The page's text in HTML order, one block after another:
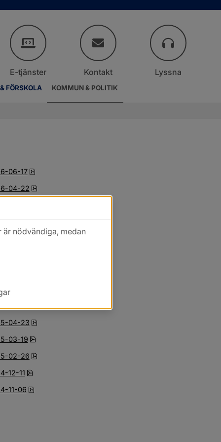
FÖRSKOLA KOMMUN & POLITIK
E-tjänster Kontakt Lyssna
06-17 pdf, 220.6 kB.
04-22 pdf, 245.4 kB, öppnas i nytt fönster.
02-25 pdf, 207.4 kB, öppnas i nytt fönster.
12-10 pdf, 225.3 kB, öppnas i nytt fönster.
06-25 extra
06-11
04-23 pdf, 226 kB, öppnas i nytt fönster.
03-19 pdf, 195.8 kB, öppnas i nytt fönster.
02-26 pdf, 172 kB, öppnas i nytt fönster.
12-11 pdf, öppnas i nytt fönster.
11-06 pdf, öppnas i nytt fönster.
nödvändiga, medan